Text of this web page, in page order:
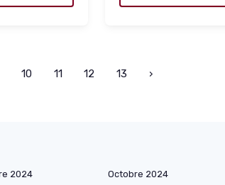
10 11 12 13 ›
2024 Octobre 2024